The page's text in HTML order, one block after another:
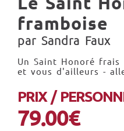
framboise
par Sandra Faux
Un Saint Honoré
et vous d'ailleurs -
PRIX /
79.00€